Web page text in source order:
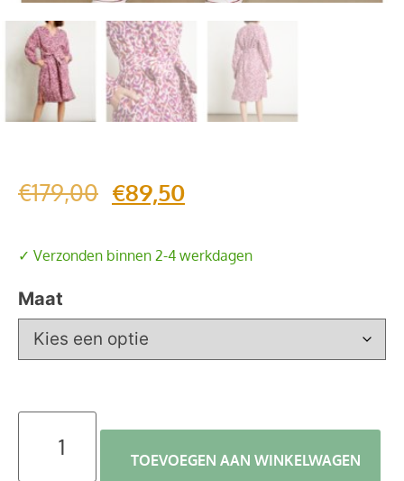
€179,00 €89,50
✓ Verzonden binnen 2-4 werkdagen
Maat
TOEVOEGEN AAN WINKELWAGEN